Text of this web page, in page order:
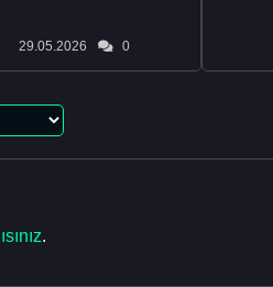
29.05.2026 0
.